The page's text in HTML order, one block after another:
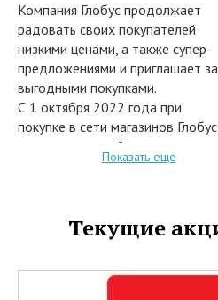
Компания Глобус продолжает
радовать своих покупателей
низкими ценами, а также супер-
предложениями и приглашает за
выгодными покупками.
С 1 октября 2022 года при
покупке в сети магазинов
или заказе на сайте интернет-
магазина online.globus.ru из
продовольственных товаров
предоставляются скидки до 50%.
категории товаров:
Показать еще
Текущие